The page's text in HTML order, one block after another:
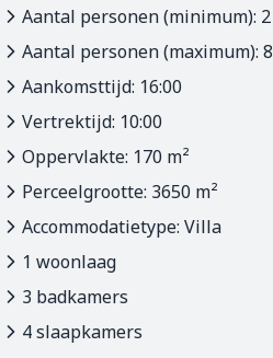
Aantal personen (minimum): 2
Aantal personen (maximum): 8
Aankomsttijd: 16:00
Vertrektijd: 10:00
Oppervlakte: 170 m²
Perceelgrootte: 3650 m²
Accommodatietype: Villa
1 woonlaag
3 badkamers
4 slaapkamers